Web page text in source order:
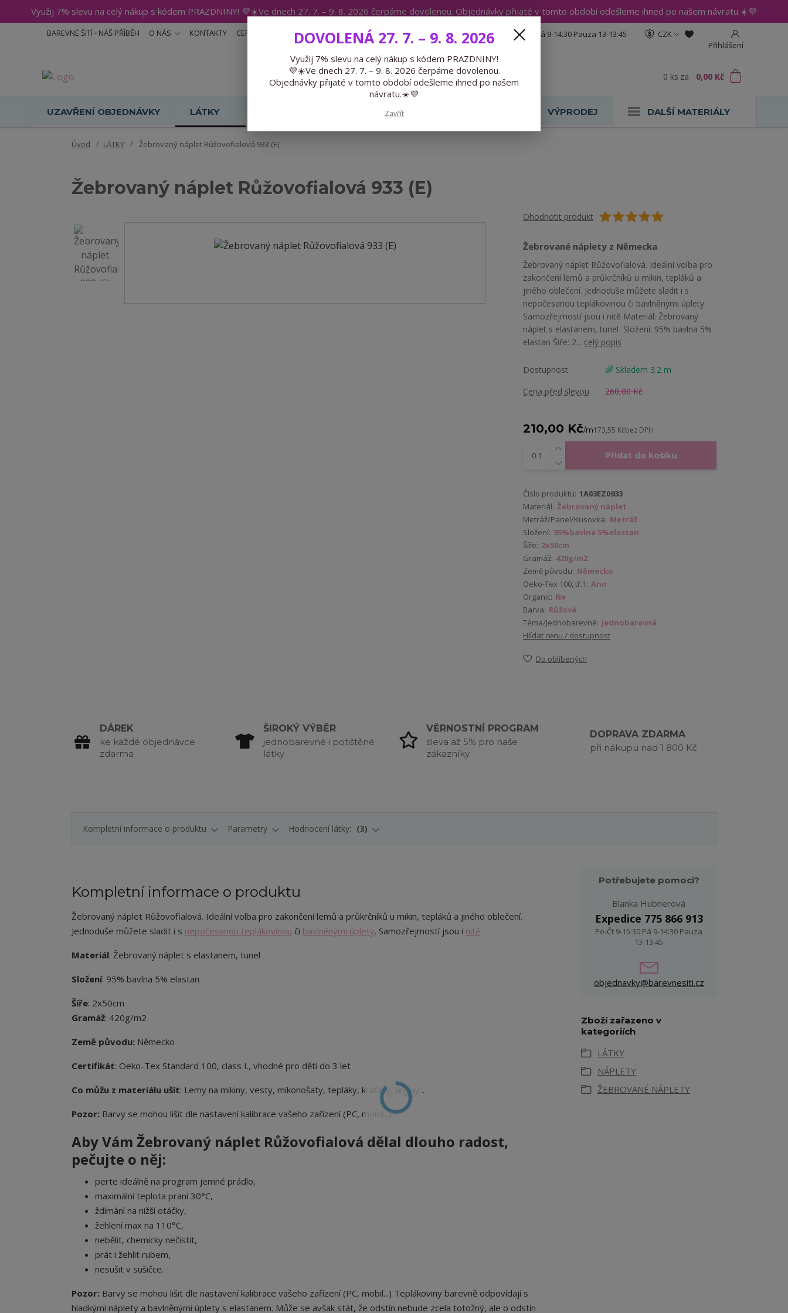
Využij 7% slevu na celý nákup s kódem PRAZDNINY! 💜☀️Ve dnech 27. 7. – 9. 8. 2026 čerpáme dovolenou. Objednávky přijaté v tomto období odešleme ihned po našem návratu.☀️💜
BAREVNÉ ŠITÍ - NÁŠ PŘÍBĚH O NÁS KONTAKTY CERTIFIKÁTY BLOG
CZK
Přihlášení
Hledat
Expedice 775 866 913 Po-Čt 9-15:30 Pá 9-14:30 Pauza 13-13:45
0 ks za 0,00 Kč
UZAVŘENÍ OBJEDNÁVKY LÁTKY PŘEDOBJEDNÁVKY VÝPRODEJ DALŠÍ MATERIÁLY
Úvod LÁTKY Žebrovaný náplet Růžovofialová 933 (E)
Žebrovaný náplet Růžovofialová 933 (E)
Ohodnotit produkt
Žebrované náplety z Německa
Žebrovaný náplet Růžovofialová. Ideální volba pro
zakončení lemů a průkrčníků u mikin, tepláků a
jiného oblečení. Jednoduše můžete sladit i s
nepočesanou teplákovinou či bavlněnými úplety.
Samozřejmostí jsou i nitě Materiál: Žebrovaný
náplet s elastanem, tunel Složení: 95% bavlna 5%
elastan Šíře: 2... celý popis
Dostupnost
🌈 Skladem 3.2 m
Cena před slevou
260,00 Kč
210,00 Kč/m173,55 Kčbez DPH
Přidat do košíku
Číslo produktu: 1A03EZ0933
Materiál: Žebrovaný náplet
Metráž/Panel/Kusovka: Metráž
Složení: 95%bavlna 5%elastan
Šíře: 2x50cm
Gramáž: 420g/m2
Země původu: Německo
Oeko-Tex 100, tř.1: Ano
Organic: Ne
Barva: Růžová
Téma/Jednobarevné: Jednobarevná
Hlídat cenu / dostupnost
Do oblíbených
DÁREK
ke každé objednávce
zdarma
ŠIROKÝ VÝBĚR
jednobarevné i potištěné
látky
VĚRNOSTNÍ PROGRAM
sleva až 5% pro naše
zákazníky
DOPRAVA ZDARMA
při nákupu nad 1 800 Kč
Kompletní informace o produktu Parametry Hodnocení látky: 3
Kompletní informace o produktu
Žebrovaný náplet Růžovofialová. Ideální volba pro zakončení lemů a průkrčníků u mikin, tepláků a jiného oblečení.
Jednoduše můžete sladit i s nepočesanou teplákovinou či bavlněnými úplety. Samozřejmostí jsou i nitě
Materiál: Žebrovaný náplet s elastanem, tunel
Složení: 95% bavlna 5% elastan
Šíře: 2x50cm
Gramáž: 420g/m2
Země původu: Německo
Certifikát: Oeko-Tex Standard 100, class I., vhodné pro děti do 3 let
Co můžu z materiálu ušít: Lemy na mikiny, vesty, mikonošaty, tepláky, kraťasy, legíny...
Pozor: Barvy se mohou lišit dle nastavení kalibrace vašeho zařízení (PC, mobil...)
Aby Vám Žebrovaný náplet Růžovofialová dělal dlouho radost,
pečujte o něj:
perte ideálně na program jemné prádlo,
maximální teplota praní 30°C,
ždímání na nižší otáčky,
žehlení max na 110°C,
nebělit, chemicky nečistit,
prát i žehlit rubem,
nesušit v sušičce.
Pozor: Barvy se mohou lišit dle nastavení kalibrace vašeho zařízení (PC, mobil...) Teplákoviny barevně odpovídají s
hladkými náplety a bavlněnými úplety s elastanem. Může se avšak stát, že odstín nebude zcela totožný, ale o odstín
Potřebujete pomoci?
Blanka Hubnerová
Expedice 775 866 913
Po-Čt 9-15:30 Pá 9-14:30 Pauza
13-13:45
objednavky@barevnesiti.cz
Zboží zařazeno v
kategoriích
LÁTKY
NÁPLETY
ŽEBROVANÉ NÁPLETY
DOVOLENÁ 27. 7. – 9. 8. 2026
Využij 7% slevu na celý nákup s kódem PRAZDNINY!
💜☀️Ve dnech 27. 7. – 9. 8. 2026 čerpáme dovolenou.
Objednávky přijaté v tomto období odešleme ihned po našem
návratu.☀️💜
Zavřít